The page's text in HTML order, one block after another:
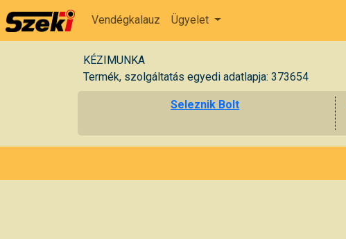
Vendégkalauz Ügyelet
KÉZIMUNKA
Termék, szolgáltatás egyedi adatlapja: 373654
Seleznik Bolt